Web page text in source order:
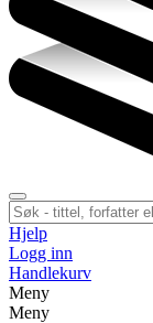
Hjelp
Logg inn
Handlekurv
Meny
Meny